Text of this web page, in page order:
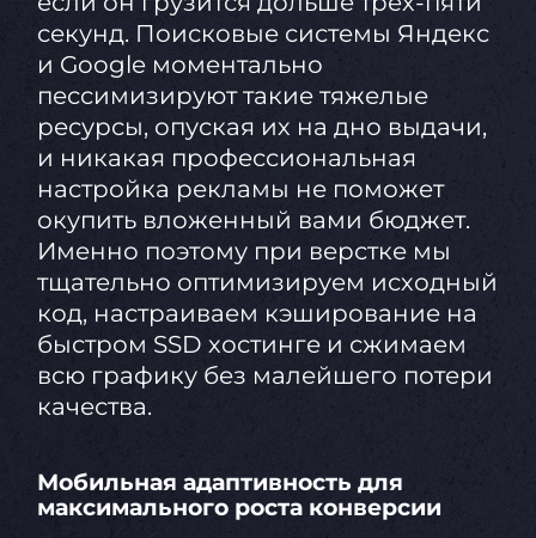
секунд. Поисковые системы Яндекс
и Google моментально
пессимизируют такие тяжелые
ресурсы, опуская их на дно выдачи,
и никакая профессиональная
настройка рекламы не поможет
окупить вложенный вами бюджет.
Именно поэтому при верстке мы
тщательно оптимизируем исходный
код, настраиваем кэширование на
быстром SSD хостинге и сжимаем
всю графику без малейшего потери
качества.
Мобильная адаптивность для
максимального роста конверсии